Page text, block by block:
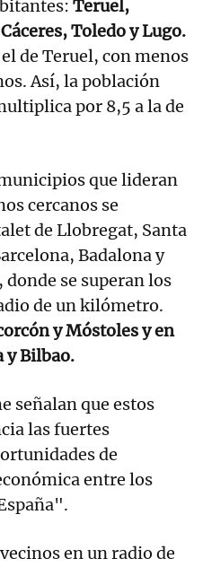
Teruel,
Toledo y Lugo.
de Teruel, con menos
Así, la población
por 8,5 a la de
que lideran
cercanos se
de Llobregat, Santa
Badalona y
se superan los
de un kilómetro.
y Móstoles y en
y Bilbao.
señalan que estos
las fuertes
de
entre los
en un radio de